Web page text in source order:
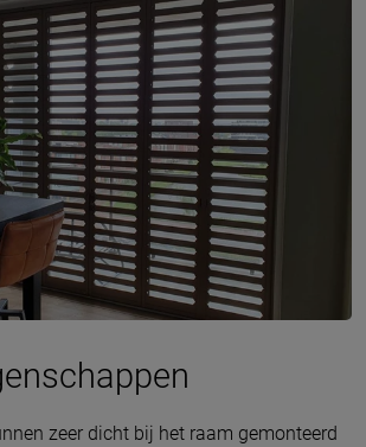
zeer dicht bij het raam gemonteerd